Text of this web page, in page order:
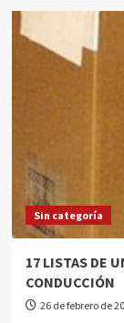
Sin categoría
17 LISTAS DE
CONDUCCIÓN
26 de febrero de